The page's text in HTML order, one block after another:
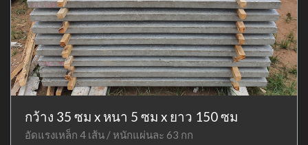
กว้าง 35 ซม x หนา 5 ซม x ยาว 150 ซม
อัดแรงเหล็ก 4 เส้น / หนักแผ่นละ 63 กก